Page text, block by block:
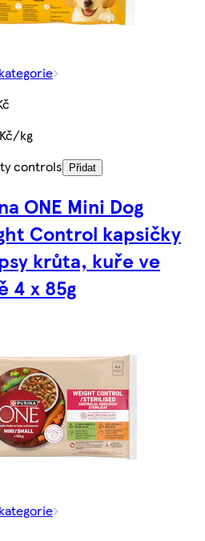
kg
controls
Přidat
ONE Mini Dog
Control kapsičky
krůta, kuře ve
4 x 85g